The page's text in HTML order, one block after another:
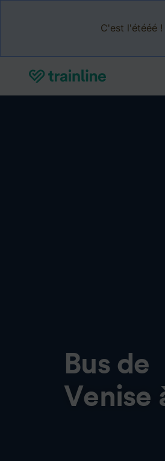
C'est l'étééé
Bus de
Venise